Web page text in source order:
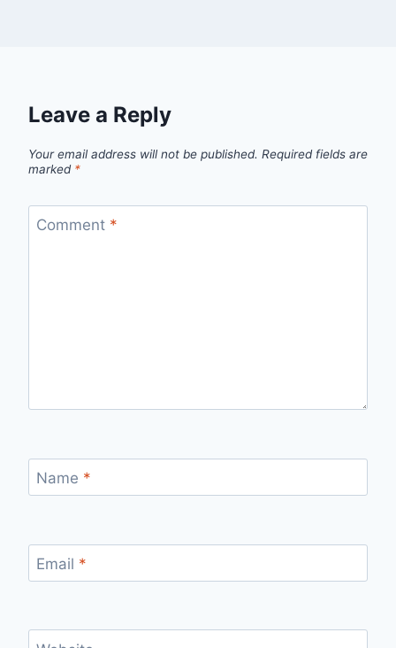
Leave a Reply
Your email address will not be published. Required fields are
marked *
Comment *
Name *
Email *